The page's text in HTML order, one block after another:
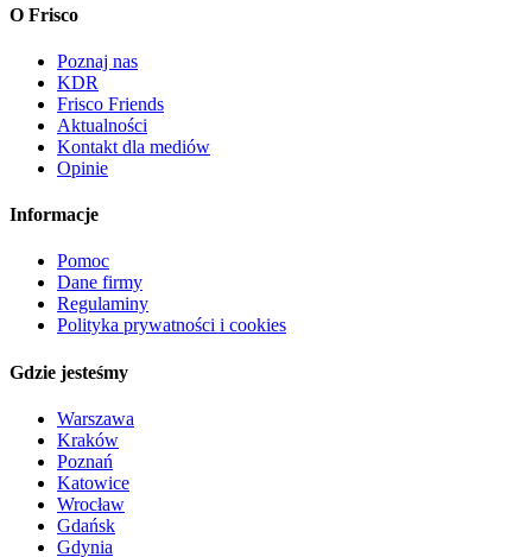
O Frisco
Poznaj nas
KDR
Frisco Friends
Aktualności
Kontakt dla mediów
Opinie
Informacje
Pomoc
Dane firmy
Regulaminy
Polityka prywatności i cookies
Gdzie jesteśmy
Warszawa
Kraków
Poznań
Katowice
Wrocław
Gdańsk
Gdynia